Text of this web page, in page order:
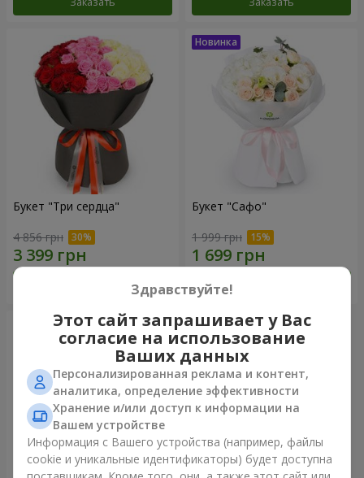
Букет "Три сердца"
4 856 грн
Букет "Сафо"
1 999 грн
Здравствуйте!
Этот сайт запрашивает у Вас
согласие на использование
Ваших данных
Персонализированная реклама и контент,
аналитика, определение эффективности
Хранение и/или доступ к информации на
Вашем устройстве
Информация с Вашего устройства (например, файлы
cookie и уникальные идентификаторы) будет доступна